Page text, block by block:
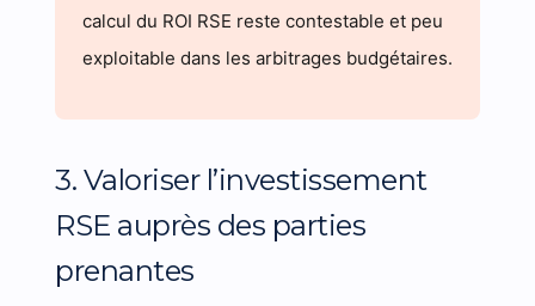
calcul du ROI RSE reste contestable et peu
exploitable dans les arbitrages budgétaires.
3. Valoriser l’investissement
RSE auprès des parties
prenantes